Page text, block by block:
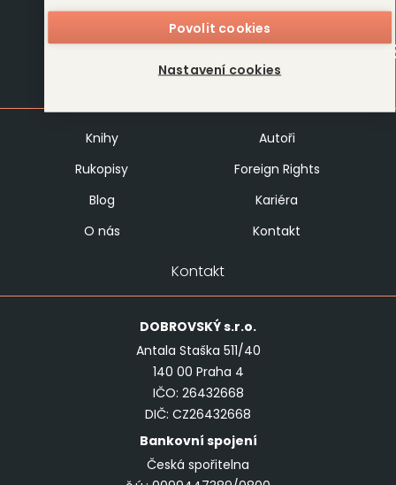
Povolit cookies
Nastavení cookies
Knihy
Autoři
Rukopisy
Foreign Rights
Blog
Kariéra
O nás
Kontakt
Kontakt
DOBROVSKÝs.r.o.
Antala Staška 511/40
140 00 Praha 4
IČO: 26432668
DIČ: CZ26432668
Bankovní spojení
Česká spořitelna